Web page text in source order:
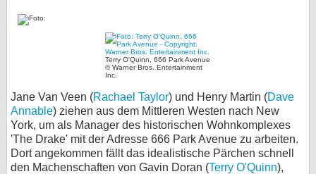
Terry O'Quinn, 666 Park Avenue
© Warner Bros. Entertainment
Inc.
Jane Van Veen (Rachael Taylor) und Henry Martin (Dave
Annable) ziehen aus dem Mittleren Westen nach New
York, um als Manager des historischen Wohnkomplexes
'The Drake' mit der Adresse 666 Park Avenue zu arbeiten.
Dort angekommen fällt das idealistische Pärchen schnell
den Machenschaften von Gavin Doran (Terry O'Quinn),
Specials
SERVICE
Gewinnspiele
Forum
bei X